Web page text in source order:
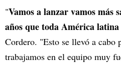
"Vamos a lanzar vamos más
años que toda América
Cordero. "Esto se llevó a cabo
trabajamos en el equipo muy